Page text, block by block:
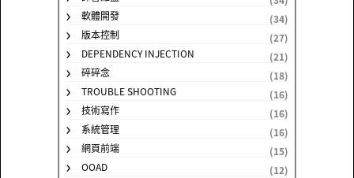
軟體開發
(34)
版本控制
(27)
DEPENDENCY INJECTION
(21)
碎碎念
(18)
TROUBLE SHOOTING
(16)
技術寫作
(16)
系統管理
(16)
網頁前端
(15)
OOAD
(12)